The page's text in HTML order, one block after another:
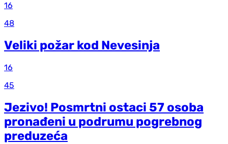
16
48
Veliki požar kod Nevesinja
16
45
Jezivo! Posmrtni ostaci 57 osoba
pronađeni u podrumu pogrebnog
preduzeća